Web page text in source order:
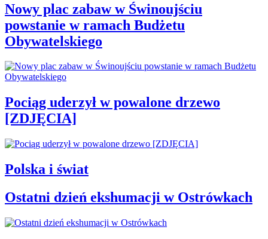
Nowy plac zabaw w Świnoujściu
powstanie w ramach Budżetu
Obywatelskiego
Pociąg uderzył w powalone drzewo
[ZDJĘCIA]
Polska i świat
Ostatni dzień ekshumacji w Ostrówkach